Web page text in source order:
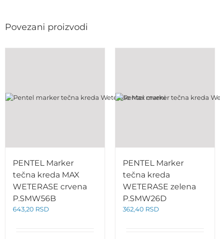
Povezani proizvodi
PENTEL Marker
tečna kreda MAX
WETERASE crvena
P.SMW56B
643,20 RSD
PENTEL Marker
tečna kreda
WETERASE zelena
P.SMW26D
362,40 RSD